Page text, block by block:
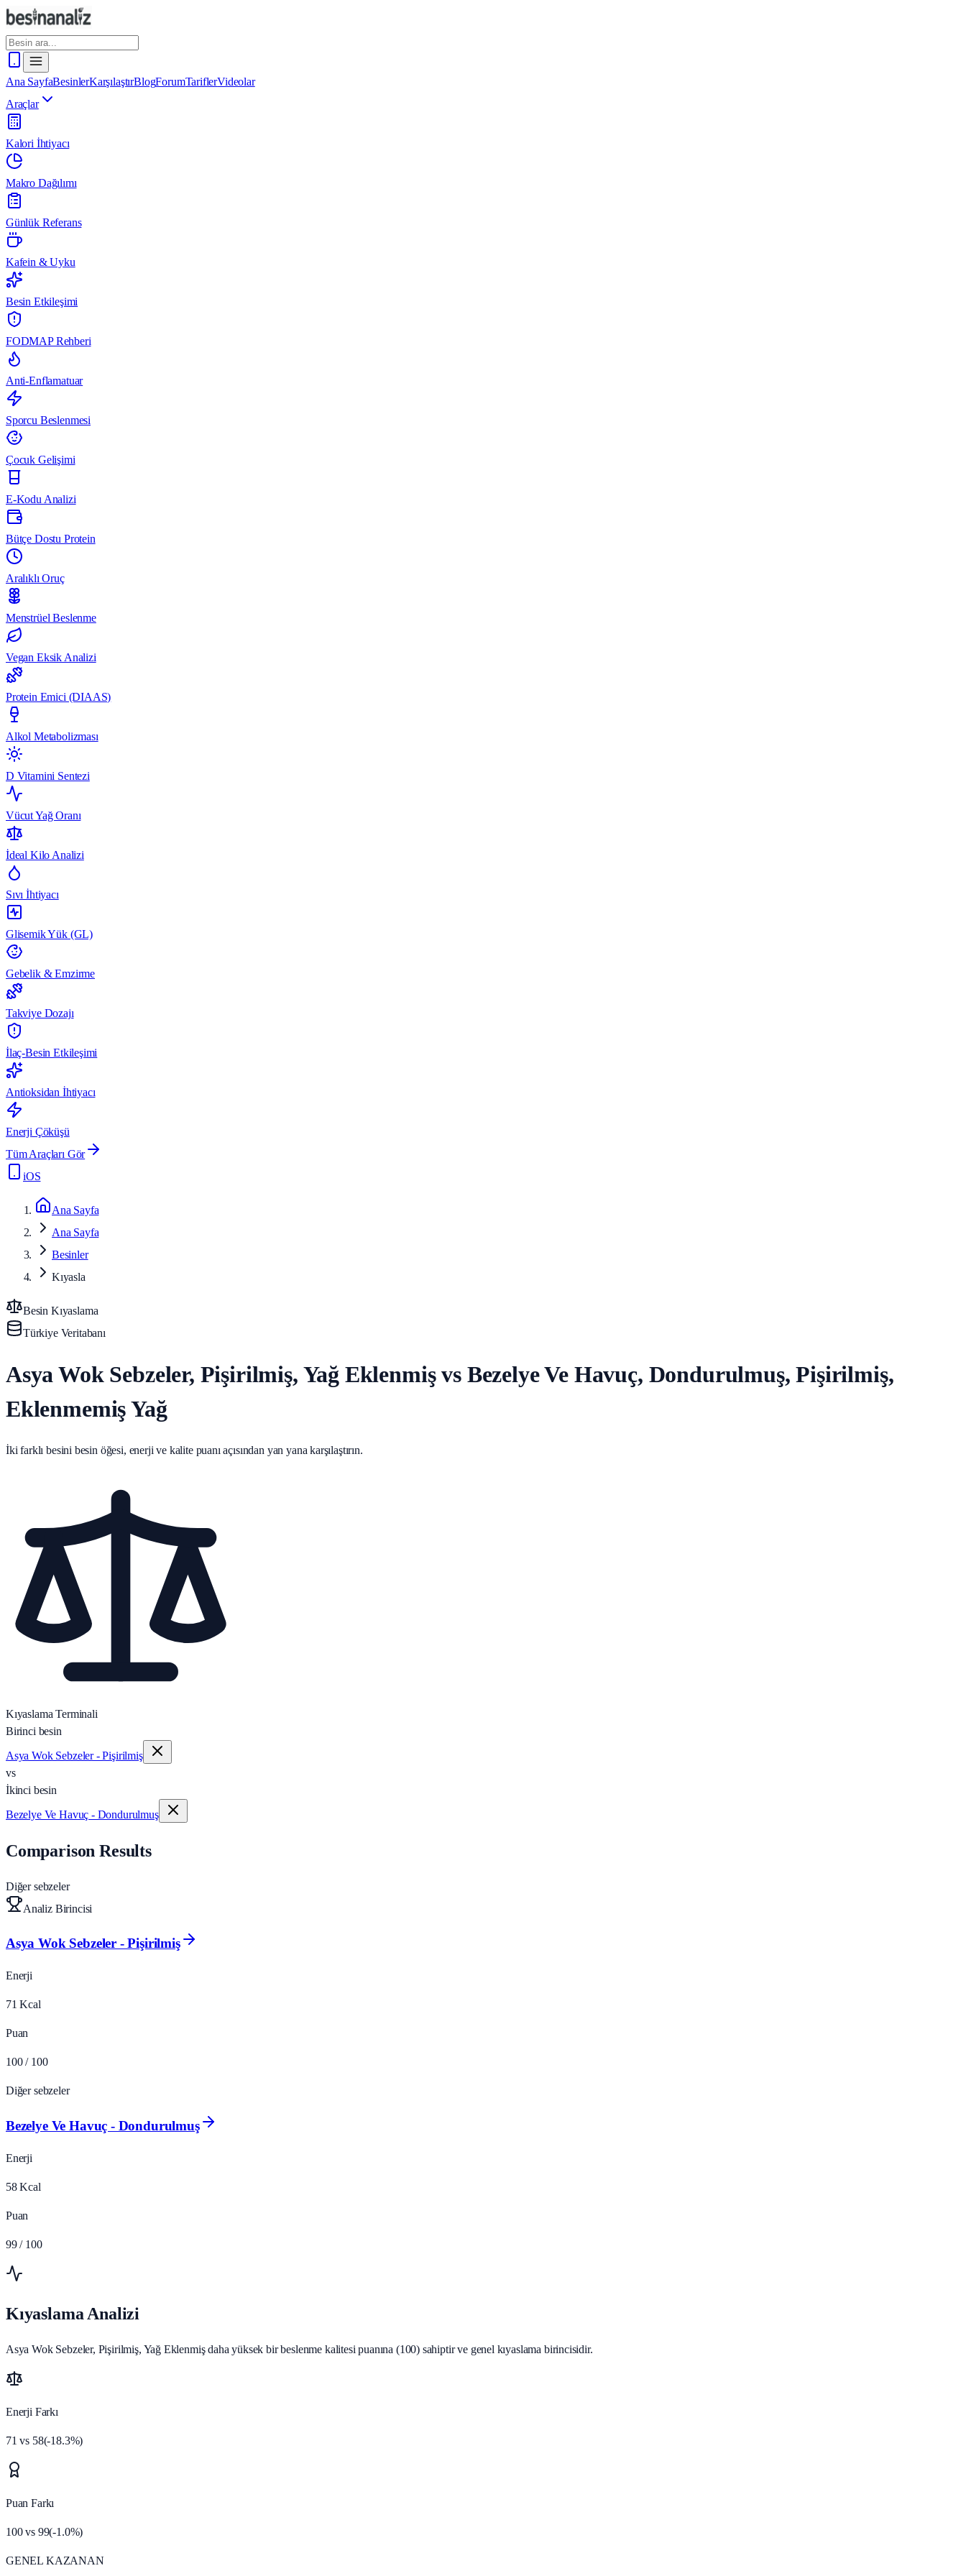
Ana SayfaBesinlerKarşılaştırBlogForumTariflerVideolar
Araçlar
Kalori İhtiyacı
Makro Dağılımı
Günlük Referans
Kafein & Uyku
Besin Etkileşimi
FODMAP Rehberi
Anti-Enflamatuar
Sporcu Beslenmesi
Çocuk Gelişimi
E-Kodu Analizi
Bütçe Dostu Protein
Aralıklı Oruç
Menstrüel Beslenme
Vegan Eksik Analizi
Protein Emici (DIAAS)
Alkol Metabolizması
D Vitamini Sentezi
Vücut Yağ Oranı
İdeal Kilo Analizi
Sıvı İhtiyacı
Glisemik Yük (GL)
Gebelik & Emzirme
Takviye Dozajı
İlaç-Besin Etkileşimi
Antioksidan İhtiyacı
Enerji Çöküşü
Tüm Araçları Gör
iOS
Ana Sayfa
Ana Sayfa
Besinler
Kıyasla
Besin Kıyaslama
Türkiye Veritabanı
Asya Wok Sebzeler, Pişirilmiş, Yağ Eklenmiş vs Bezelye Ve Havuç, Dondurulmuş, Pişirilmiş,
Eklenmemiş Yağ
İki farklı besini besin öğesi, enerji ve kalite puanı açısından yan yana karşılaştırın.
Kıyaslama Terminali
Birinci besin
Asya Wok Sebzeler - Pişirilmiş
vs
İkinci besin
Bezelye Ve Havuç - Dondurulmuş
Comparison Results
Diğer sebzeler
Analiz Birincisi
Asya Wok Sebzeler - Pişirilmiş
Enerji
71 Kcal
Puan
100 / 100
Diğer sebzeler
Bezelye Ve Havuç - Dondurulmuş
Enerji
58 Kcal
Puan
99 / 100
Kıyaslama Analizi
Asya Wok Sebzeler, Pişirilmiş, Yağ Eklenmiş daha yüksek bir beslenme kalitesi puanına (100) sahiptir ve genel kıyaslama birincisidir.
Enerji Farkı
71 vs 58(-18.3%)
Puan Farkı
100vs 99(-1.0%)
GENEL KAZANAN